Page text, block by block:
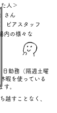
日勤務（隔週土曜
暇を使っている
す。
越すことなく、
人＞
さん
ピアスタッフ
内の様々な